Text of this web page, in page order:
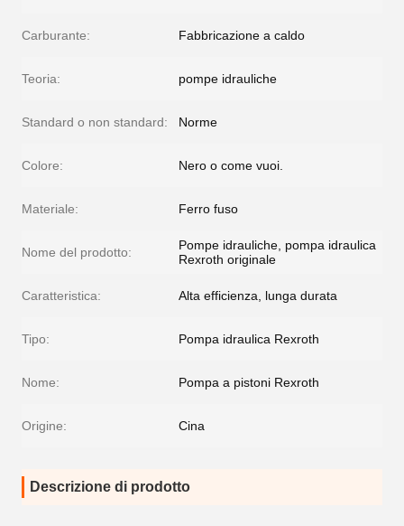
Carburante: Fabbricazione a caldo
Teoria: pompe idrauliche
Standard o non standard: Norme
Colore: Nero o come vuoi.
Materiale: Ferro fuso
Nome del prodotto:
Pompe idrauliche, pompa idraulica
Rexroth originale
Caratteristica: Alta efficienza, lunga durata
Tipo: Pompa idraulica Rexroth
Nome: Pompa a pistoni Rexroth
Origine: Cina
Descrizione di prodotto